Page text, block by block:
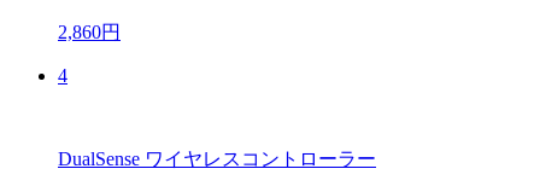
2,860円
4
DualSense ワイヤレスコントローラー